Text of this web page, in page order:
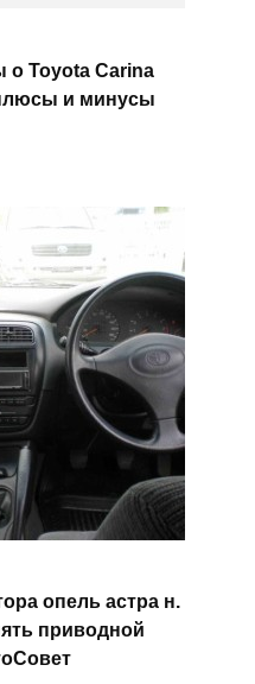
Toyota Carina
и минусы
опель астра н.
приводной